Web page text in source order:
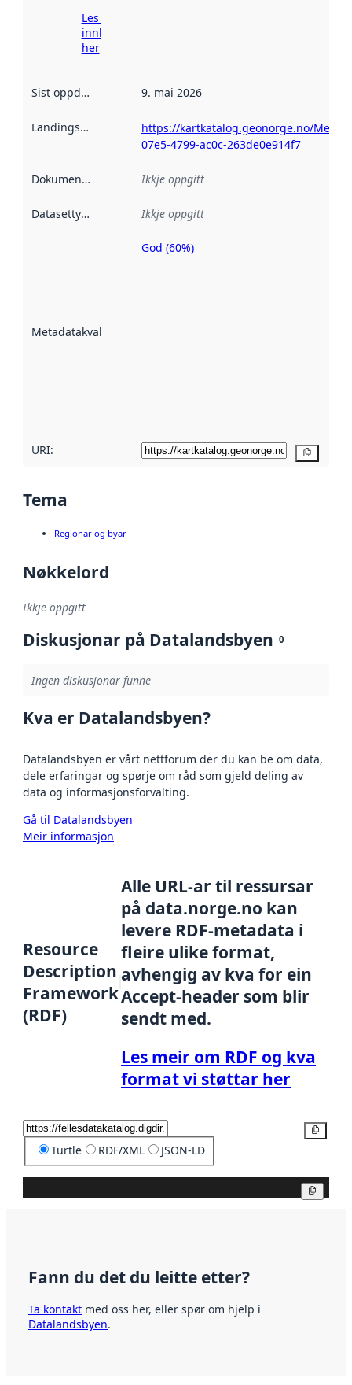
Les meir om
innhenting
her
Sist oppdatert 9. mai 2026
Landingsside
https://kartkatalog.geonorge.no/
07e5-4799-ac0c-263de0e914f7
Dokumentasjon Ikkje oppgitt
Datasettype Ikkje oppgitt
Metadatakvalitet
Metadatakvalitet
God (60%)
URI:
Tema
Regionar og byar
Nøkkelord
Ikkje oppgitt
Diskusjonar på Datalandsbyen 0
Ingen diskusjonar funne
Kva er Datalandsbyen?
Datalandsbyen er vårt nettforum der du kan be om data,
dele erfaringar og spørje om råd som gjeld deling av
data og informasjonsforvalting.
Gå til Datalandsbyen
Meir informasjon
Resource
Description
Framework
(RDF)
Alle URL-ar til ressursar
på data.norge.no kan
levere RDF-metadata i
fleire ulike format,
avhengig av kva for ein
Accept-header som blir
sendt med.
Les meir om RDF og kva
format vi støttar her
Turtle RDF/XML JSON-LD
Fann du det du leitte etter?
Ta kontakt med oss her, eller spør om hjelp i
Datalandsbyen.